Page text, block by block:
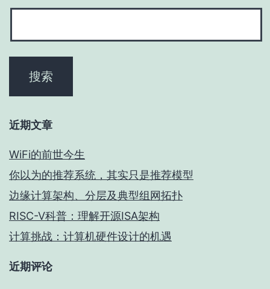
近期文章
WiFi的前世今生
你以为的推荐系统，其实只是推荐模型
边缘计算架构、分层及典型组网拓扑
RISC-V科普：理解开源ISA架构
计算挑战：计算机硬件设计的机遇
近期评论